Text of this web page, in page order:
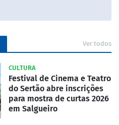
Ver todos
CULTURA
Festival de Cinema e Teatro
do Sertão abre inscrições
para mostra de curtas 2026
em Salgueiro